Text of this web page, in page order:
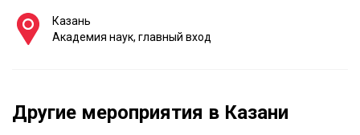
Казань
Академия наук, главный вход
Другие мероприятия в Казани